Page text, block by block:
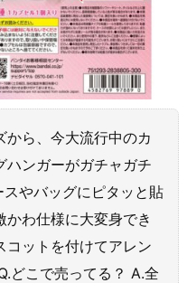
から、今大流行中のカ
ハンガーがガチャガチ
やバッグにピタッと貼
かわ仕様に大変身でき
コットを付けてアレン
どこで売ってる？ A.全